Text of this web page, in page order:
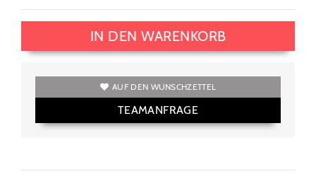
IN DEN WARENKORB
AUF DEN WUNSCHZETTEL
TEAMANFRAGE